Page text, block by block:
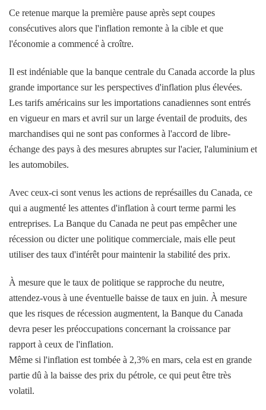
Ce retenue marque la première pause après sept coupes
consécutives alors que l'inflation remonte à la cible et que
l'économie a commencé à croître.
Il est indéniable que la banque centrale du Canada accorde la plus
grande importance sur les perspectives d'inflation plus élevées.
Les tarifs américains sur les importations canadiennes sont entrés
en vigueur en mars et avril sur un large éventail de produits, des
marchandises qui ne sont pas conformes à l'accord de libre-
échange des pays à des mesures abruptes sur l'acier, l'aluminium et
les automobiles.
Avec ceux-ci sont venus les actions de représailles du Canada, ce
qui a augmenté les attentes d'inflation à court terme parmi les
entreprises. La Banque du Canada ne peut pas empêcher une
récession ou dicter une politique commerciale, mais elle peut
utiliser des taux d'intérêt pour maintenir la stabilité des prix.
À mesure que le taux de politique se rapproche du neutre,
attendez-vous à une éventuelle baisse de taux en juin. À mesure
que les risques de récession augmentent, la Banque du Canada
devra peser les préoccupations concernant la croissance par
rapport à ceux de l'inflation.
Même si l'inflation est tombée à 2,3% en mars, cela est en grande
partie dû à la baisse des prix du pétrole, ce qui peut être très
volatil.